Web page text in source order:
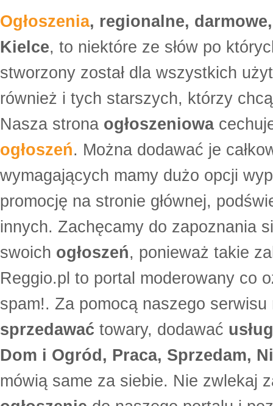
Ogłoszenia, regionalne,
Kielce, to niektóre ze słów po
stworzony został dla wszystkich
również i tych starszych, którzy
Nasza strona ogłoszeniowa
ogłoszeń. Można dodawać je
wymagających mamy dużo opcji
promocję na stronie głównej,
innych. Zachęcamy do zapoznania
swoich ogłoszeń, ponieważ takie
Reggio.pl to portal moderowany co
spam!. Za pomocą naszego
sprzedawać towary, dodawać
Dom i Ogród, Praca, Sprzedam,
mówią same za siebie. Nie zwlekaj